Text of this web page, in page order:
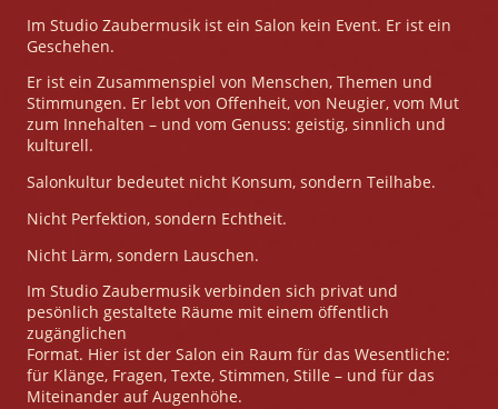
Im Studio Zaubermusik ist ein Salon kein Event. Er ist ein
Geschehen.
Er ist ein Zusammenspiel von Menschen, Themen und
Stimmungen. Er lebt von Offenheit, von Neugier, vom Mut
zum Innehalten – und vom Genuss: geistig, sinnlich und
kulturell.
Salonkultur bedeutet nicht Konsum, sondern Teilhabe.
Nicht Perfektion, sondern Echtheit.
Nicht Lärm, sondern Lauschen.
Im Studio Zaubermusik verbinden sich privat und
pesönlich gestaltete Räume mit einem öffentlich
zugänglichen
Format. Hier ist der Salon ein Raum für das Wesentliche:
für Klänge, Fragen, Texte, Stimmen, Stille – und für das
Miteinander auf Augenhöhe.